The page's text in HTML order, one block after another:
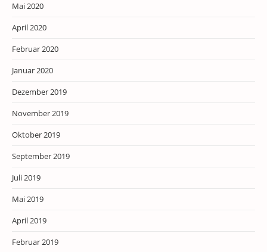
Mai 2020
April 2020
Februar 2020
Januar 2020
Dezember 2019
November 2019
Oktober 2019
September 2019
Juli 2019
Mai 2019
April 2019
Februar 2019